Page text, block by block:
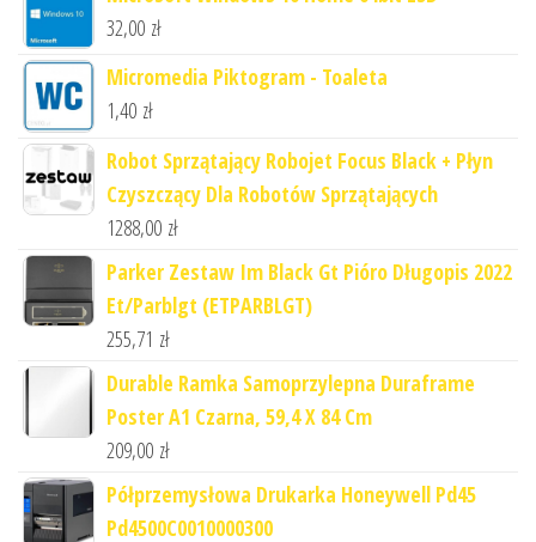
32,00 zł
Micromedia Piktogram - Toaleta
1,40 zł
Robot Sprzątający Robojet Focus Black + Płyn
Czyszczący Dla Robotów Sprzątających
1288,00 zł
Parker Zestaw Im Black Gt Pióro Długopis 2022
Et/Parblgt (ETPARBLGT)
255,71 zł
Durable Ramka Samoprzylepna Duraframe
Poster A1 Czarna, 59,4 X 84 Cm
209,00 zł
Półprzemysłowa Drukarka Honeywell Pd45
Pd4500C0010000300